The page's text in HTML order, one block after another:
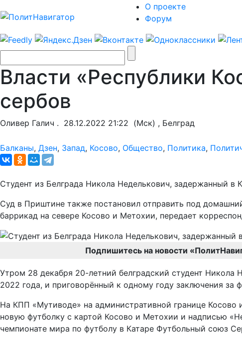
О проекте
Форум
Власти «Республики
сербов
Оливер Галич . 28.12.2022 21:22 (Мск) , Белград
Балканы, Дзен, Запад, Косово, Общество, Политика,
Студент из Белграда Никола Неделькович, задержанный
Суд в Приштине также постановил отправить под
баррикад на севере Косово и Метохии, передает
Подпишитесь на новости
Утром 28 декабря 20-летний белградский студент
2022 года, и приговорённый к одному году заключения за
На КПП «Мутиводе» на административной границе Косово
новую футболку с картой Косово и Метохии и надписью
чемпионате мира по футболу в Катаре Футбольный союз